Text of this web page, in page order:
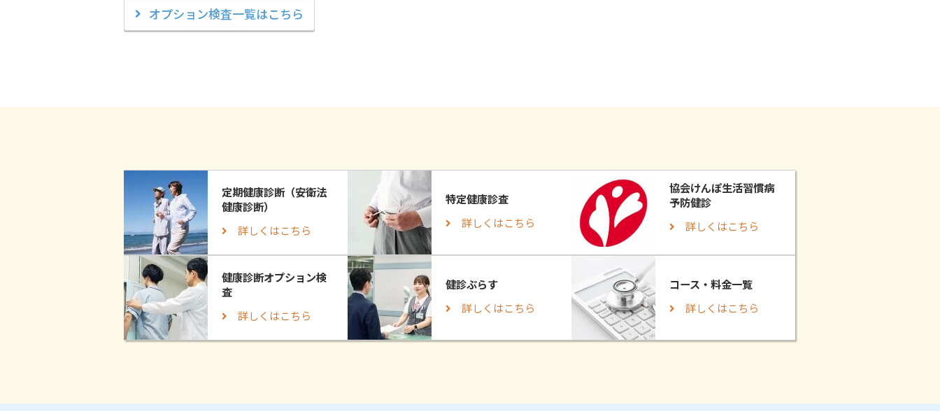
オプション検査一覧はこちら
定期健康診断（安衛法
健康診断）
詳しくはこちら
特定健康診査
詳しくはこちら
協会けんぽ生活習慣病
予防健診
詳しくはこちら
健康診断オプション検
査
詳しくはこちら
健診ぷらす
詳しくはこちら
コース・料金一覧
詳しくはこちら